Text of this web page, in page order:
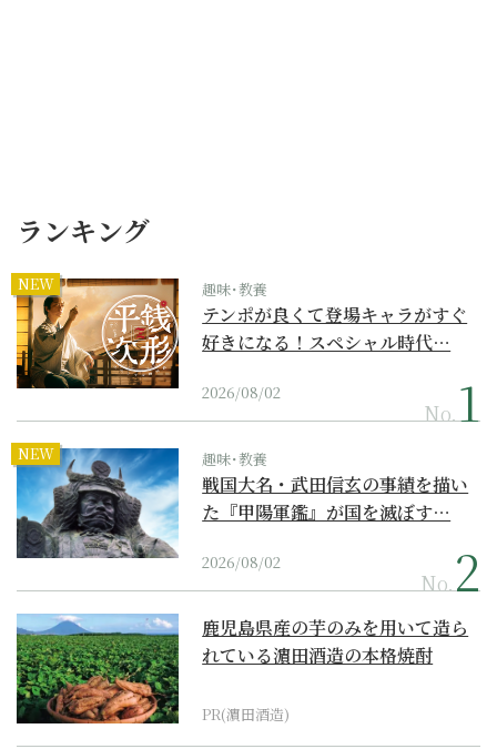
ランキング
NEW 趣味･教養
テンポが良くて登場キャラがすぐ
好きになる！スペシャル時代…
2026/08/02
No.
NEW 趣味･教養
戦国大名・武田信玄の事績を描い
た『甲陽軍鑑』が国を滅ぼす…
2026/08/02
No.
鹿児島県産の芋のみを用いて造ら
れている濵田酒造の本格焼酎
PR(濵田酒造)